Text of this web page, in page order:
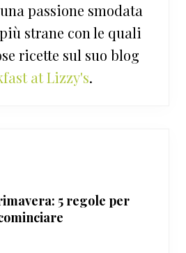
passione smodata
strane con le quali
ricette sul suo blog
at Lizzy's.
5 regole per